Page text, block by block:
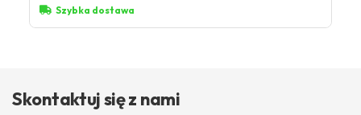
Szybka dostawa
Skontaktuj się z nami